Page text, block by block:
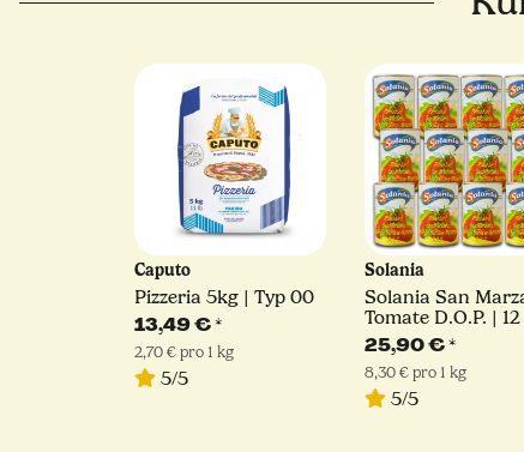
Caputo
Pizzeria 5kg | Typ 00
13,49 €*
2,70 € pro 1 kg
5/5
Solania
Solania San
Tomate D.O.P. |
400 g
25,90 €*
8,30 € pro 1 kg
5/5